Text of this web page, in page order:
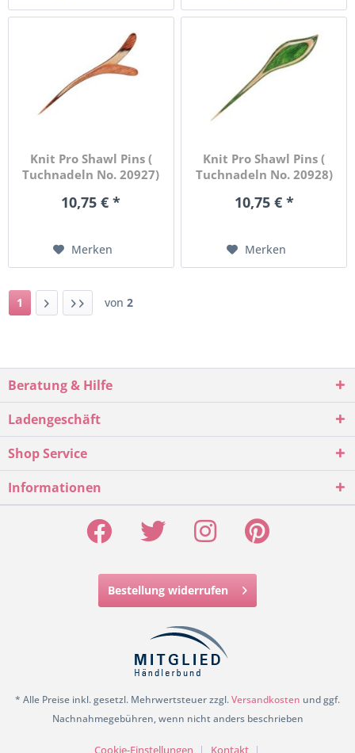
Knit Pro Shawl Pins (
Tuchnadeln No. 20927)
10,75 € *
Merken
Knit Pro Shawl Pins (
Tuchnadeln No. 20928)
10,75 € *
Merken
1 von 2
Beratung & Hilfe
Ladengeschäft
Shop Service
Informationen
Bestellung widerrufen
* Alle Preise inkl. gesetzl. Mehrwertsteuer zzgl.Versandkosten und ggf.
Nachnahmegebühren, wenn nicht anders beschrieben
Cookie-Einstellungen Kontakt